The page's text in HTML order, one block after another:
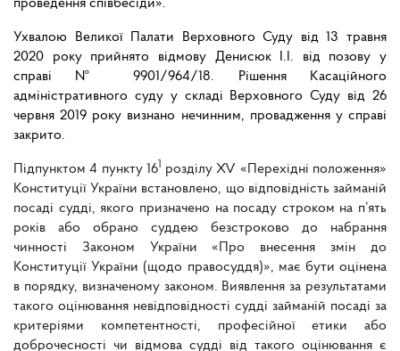
проведення співбесіди».
Ухвалою Великої Палати Верховного Суду від 13 травня
2020 року прийнято відмову Денисюк І.І. від позову у
справі № 9901/964/18. Рішення Касаційного
адміністративного суду у складі Верховного Суду від 26
червня 2019 року визнано нечинним, провадження у справі
закрито.
Підпунктом 4 пункту 16 розділу XV «Перехідні положення»
Конституції України встановлено, що відповідність займаній
посаді судді, якого призначено на посаду строком на п’ять
років або обрано суддею безстроково до набрання
чинності Законом України «Про внесення змін до
Конституції України (щодо правосуддя)», має бути оцінена
в порядку, визначеному законом. Виявлення за результатами
такого оцінювання невідповідності судді займаній посаді за
критеріями компетентності, професійної етики або
доброчесності чи відмова судді від такого оцінювання є